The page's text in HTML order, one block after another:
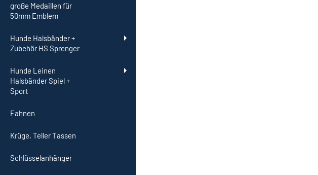
große Medaillen für
50mm Emblem
Hunde Halsbänder +
Zubehör HS Sprenger
Hunde Leinen
Halsbänder Spiel +
Sport
Fahnen
Krüge, Teller Tassen
Schlüsselanhänger